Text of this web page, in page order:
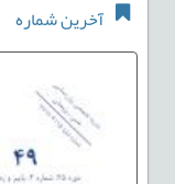
آخرین شماره